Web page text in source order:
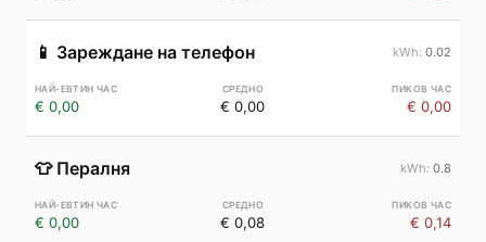
📱 Зареждане на телефон 0.02
€ 0,00 € 0,00 € 0,00
👕 Пералня 0.8
€ 0,00 € 0,08 € 0,14